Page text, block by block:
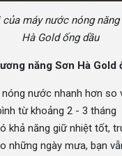
máy nước nóng
Hà Gold ống dầu
năng Sơn Hà Gold
nóng nước nhanh hơn so
từ khoảng 2 - 3 tháng
khả năng giữ nhiệt tốt,
những ngày mưa, bạn